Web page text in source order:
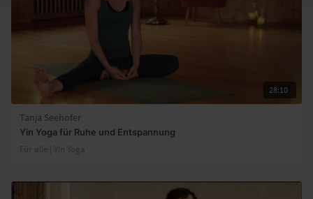
28:10
Tanja Seehofer
Yin Yoga für Ruhe und Entspannung
Für alle | Yin Yoga